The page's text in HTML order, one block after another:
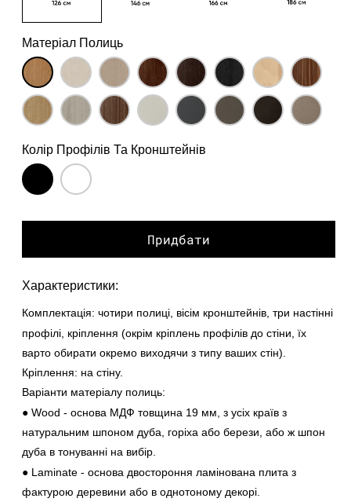
Матеріал Полиць
Колір Профілів Та Кронштейнів
Придбати
Характеристики:
Комплектація: чотири полиці, вісім кронштейнів, три настінні
профілі, кріплення (окрім кріплень профілів до стіни, їх
варто обирати окремо виходячи з типу ваших стін).
Кріплення: на стіну.
Варіанти матеріалу полиць:
● Wood - основа МДФ товщина 19 мм, з усіх країв з
натуральним шпоном дуба, горіха або берези, або ж шпон
дуба в тонуванні на вибір.
● Laminate - основа двостороння ламінована плита з
фактурою деревини або в однотоному декорі.